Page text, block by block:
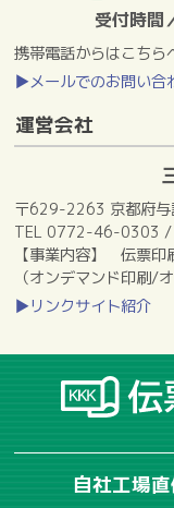
受付時
携帯電話からはこち
▶メールでのお問い合
運営会社
〒629-2263 京都府与
TEL 0772-46-0303
【事業内容】 伝票印
（オンデマンド印刷/
▶リンクサイト紹介
自社工場